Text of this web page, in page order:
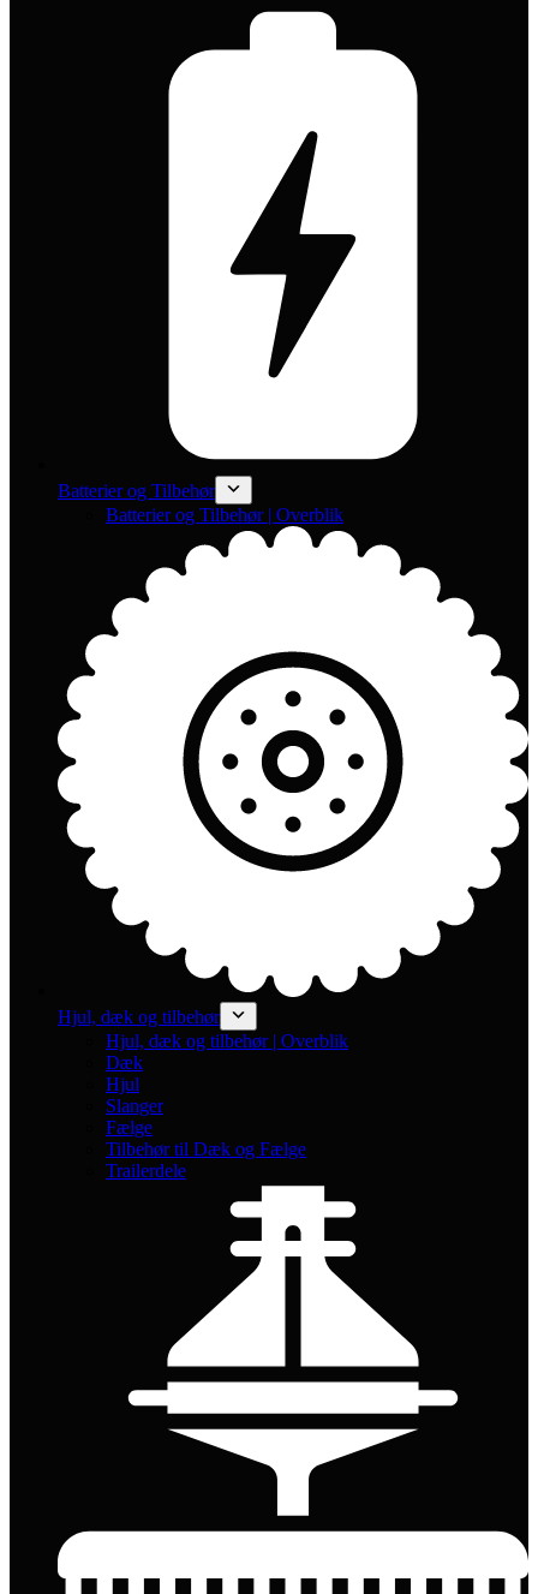
Batterier og Tilbehør
Batterier og Tilbehør | Overblik
Hjul, dæk og tilbehør
Hjul, dæk og tilbehør | Overblik
Dæk
Hjul
Slanger
Fælge
Tilbehør til Dæk og Fælge
Trailerdele